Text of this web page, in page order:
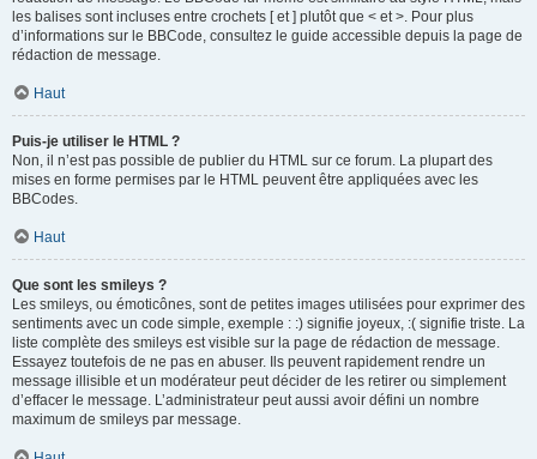
les balises sont incluses entre crochets [ et ] plutôt que < et >. Pour plus
d’informations sur le BBCode, consultez le guide accessible depuis la page de
rédaction de message.
Haut
Puis-je utiliser le HTML ?
Non, il n’est pas possible de publier du HTML sur ce forum. La plupart des
mises en forme permises par le HTML peuvent être appliquées avec les
BBCodes.
Haut
Que sont les smileys ?
Les smileys, ou émoticônes, sont de petites images utilisées pour exprimer des
sentiments avec un code simple, exemple : :) signifie joyeux, :( signifie triste. La
liste complète des smileys est visible sur la page de rédaction de message.
Essayez toutefois de ne pas en abuser. Ils peuvent rapidement rendre un
message illisible et un modérateur peut décider de les retirer ou simplement
d’effacer le message. L’administrateur peut aussi avoir défini un nombre
maximum de smileys par message.